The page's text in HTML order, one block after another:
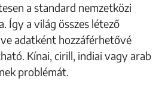
a standard nemzetközi
Így a világ összes létező
adatként hozzáférhetővé
Kínai, cirill, indiai vagy arab
problémát.